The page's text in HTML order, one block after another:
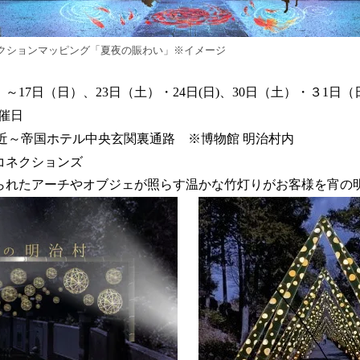
ションマッピング「夏夜の賑わい」※イメージ
～17日（日）、23日（土）・24日(日)、30日（土）・３1日
日
～帝国ホテル中央玄関裏通路 ※博物館 明治村内
ネクションズ
たアーチやオブジェが照らす温かな竹灯りがお客様を宵の